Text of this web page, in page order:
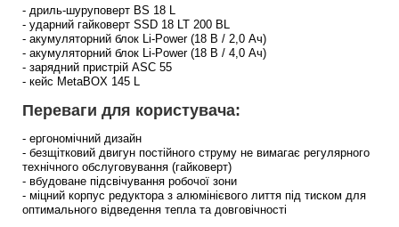
- дриль-шуруповерт BS 18 L
- ударний гайковерт SSD 18 LT 200 BL
- акумуляторний блок Li-Power (18 В / 2,0 Ач)
- акумуляторний блок Li-Power (18 В / 4,0 Ач)
- зарядний пристрій ASC 55
- кейс MetaBOX 145 L
Переваги для користувача:
- ергономічний дизайн
- безщітковий двигун постійного струму не вимагає регулярного
технічного обслуговування (гайковерт)
- вбудоване підсвічування робочої зони
- міцний корпус редуктора з алюмінієвого лиття під тиском для
оптимального відведення тепла та довговічності